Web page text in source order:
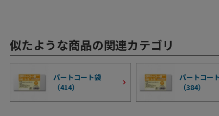
似たような商品の関連カテゴリ
パートコート袋
（414）
パートコー
（384）